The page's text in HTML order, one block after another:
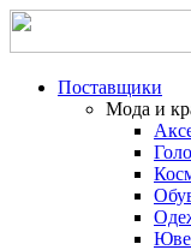
Поставщики
Мода и